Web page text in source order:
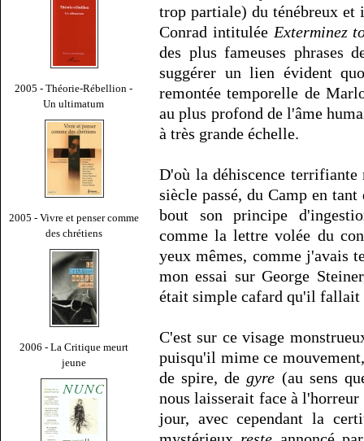
2005 - Théorie-Rébellion -
Un ultimatum
2005 - Vivre et penser comme
des chrétiens
2006 - La Critique meurt
jeune
trop partiale) du ténébreux et
Conrad intitulée Exterminez
des plus fameuses phrases
suggérer un lien évident
remontée temporelle de
au plus profond de l'âme
à très grande échelle.
D'où la déhiscence terrifiante
siècle passé, du Camp en
bout son principe
comme la lettre volée du
yeux mêmes, comme j'avais
mon essai sur George
était simple cafard qu'il fallait
C'est sur ce visage
puisqu'il mime ce
de spire, degyre (au sens
nous laisserait face à
jour, avec cependant la